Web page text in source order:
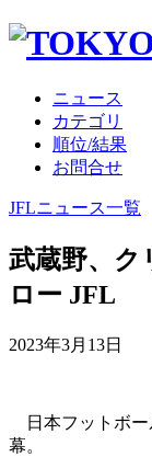
ニュース
カテゴリ
順位/結果
お問合せ
JFLニュース一覧
武蔵野、ク
ロー JFL
2023年3月13日
日本フットボー
幕。